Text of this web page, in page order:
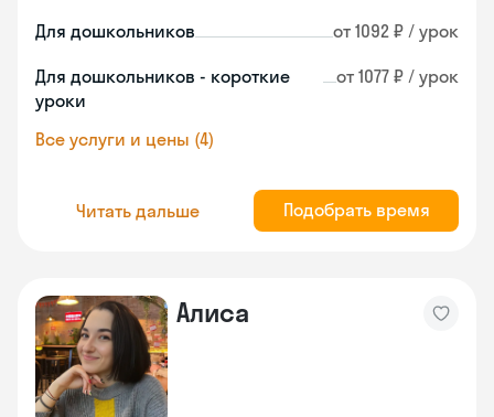
Для дошкольников от 1092 ₽ / урок
Для дошкольников - короткие
уроки
от 1077 ₽ / урок
Все услуги и цены (4)
Читать дальше Подобрать время
Алиса